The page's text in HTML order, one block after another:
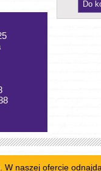
W naszej ofercie